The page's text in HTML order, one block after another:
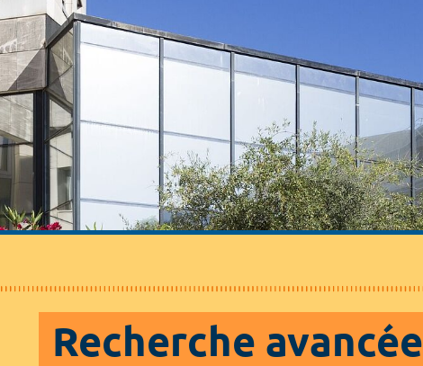
Recherche avancée